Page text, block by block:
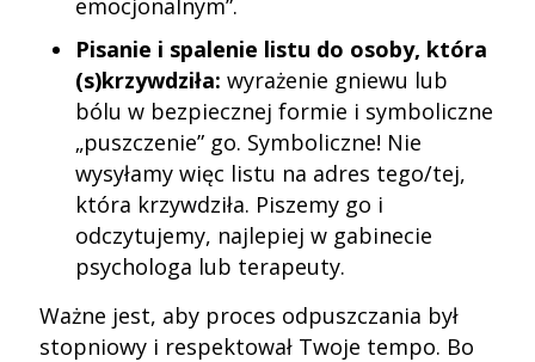
emocjonalnym”.
Pisanie i spalenie listu do osoby, która
(s)krzywdziła: wyrażenie gniewu lub
bólu w bezpiecznej formie i symboliczne
„puszczenie” go. Symboliczne! Nie
wysyłamy więc listu na adres tego/tej,
która krzywdziła. Piszemy go i
odczytujemy, najlepiej w gabinecie
psychologa lub terapeuty.
Ważne jest, aby proces odpuszczania był
stopniowy i respektował Twoje tempo. Bo